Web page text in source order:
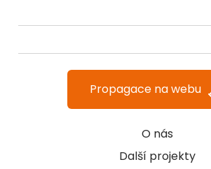
O nás
Další projekty
Propagace na webu